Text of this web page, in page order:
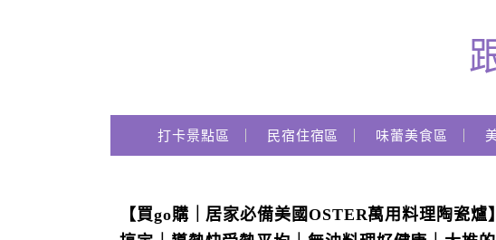
跟著瑪姬瘋玩趣
Main Menu
打卡景點區 民宿住宿區 味蕾美食區
居家必備美國oster萬用料理陶瓷爐
【買go購｜居家必備美國OSTER萬用料理陶瓷